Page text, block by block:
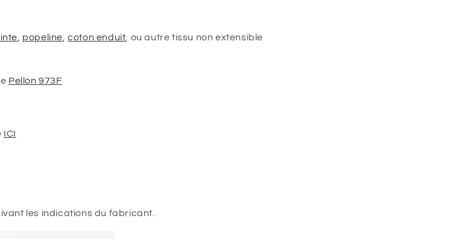
popeline ,coton enduit , ou autre tissu non extensible
Pellon 973F
ICI
les indications du fabricant.